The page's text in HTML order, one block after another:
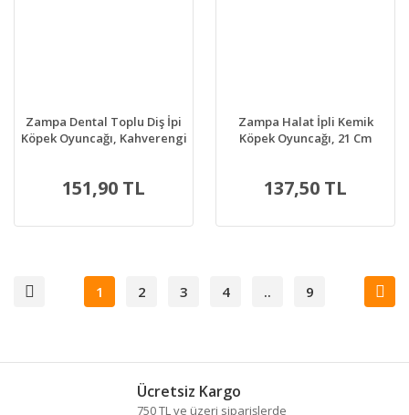
Zampa Dental Toplu Diş İpi
Köpek Oyuncağı, Kahverengi
151,90 TL
Zampa Halat İpli Kemik
Köpek Oyuncağı, 21 Cm
137,50 TL
1 2 3 4 .. 9
Ücretsiz Kargo
750 TL ve üzeri siparişlerde